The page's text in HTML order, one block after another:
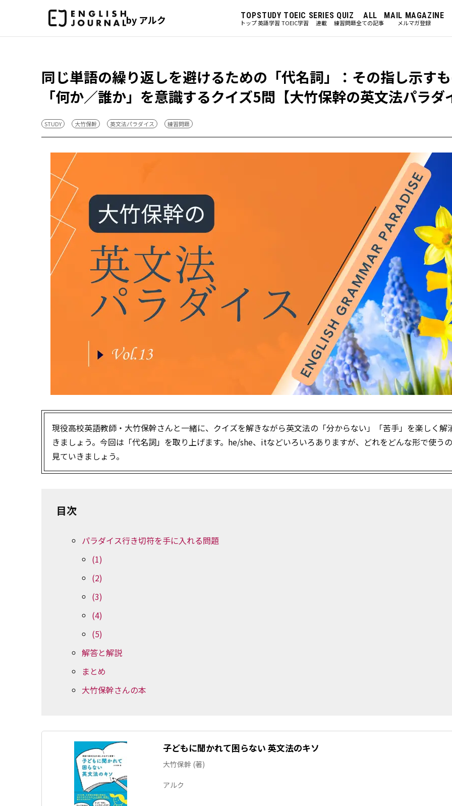
by アルク TOP
トップ
STUDY
英語学習
TOEIC
TOEIC学習
SERIES
連載
QUIZ
練習問題
ALL
全ての記事
MAIL MAGAZINE
メルマガ登録
同じ単語の繰り返しを避けるための「代名詞」：その指し示す
「何か／誰か」を意識するクイズ5問【大竹保幹の英文法パラダ
STUDY 大竹保幹 英文法パラダイス 練習問題
現役高校英語教師・大竹保幹さんと一緒に、クイズを解きながら英文法の「分からない」「苦手」を楽しく解
きましょう。今回は「代名詞」を取り上げます。he/she、itなどいろいろありますが、どれをどんな形で使う
見ていきましょう。
目次
パラダイス行き切符を手に入れる問題
(1)
(2)
(3)
(4)
(5)
解答と解説
まとめ
大竹保幹さんの本
子どもに聞かれて困らない 英文法のキソ
大竹保幹 (著)
アルク